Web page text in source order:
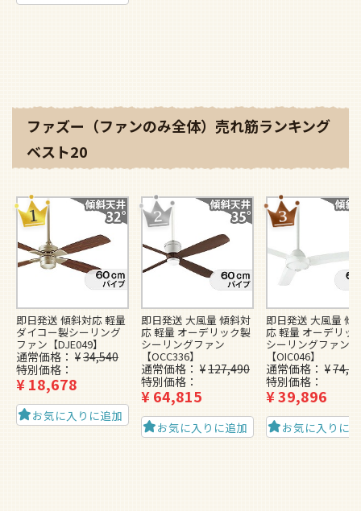
ファズー（ファンのみ全体）売れ筋ランキング
ベスト20
即日発送 傾斜対応 軽量
ダイコー製シーリング
ファン【DJE049】
通常価格 ¥34,540
特別価格
¥18,678
お気に入りに追加
即日発送 大風量 傾斜対
応 軽量 オーデリック製
シーリングファン
【OCC336】
通常価格 ¥127,490
特別価格
¥64,815
お気に入りに追加
即日発送 大風量 傾
応 軽量 オーデリッ
シーリングファン
【OIC046】
通常価格 ¥
特別価格
¥39,896
お気に入りに